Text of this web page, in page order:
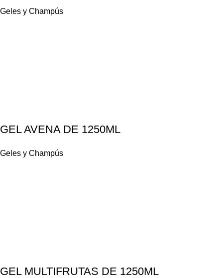
Geles y Champús
GEL AVENA DE 1250ML
Geles y Champús
GEL MULTIFRUTAS DE 1250ML